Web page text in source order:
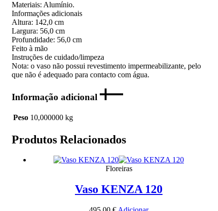
Materiais: Alumínio.
Informações adicionais
Altura: 142,0 cm
Largura: 56,0 cm
Profundidade: 56,0 cm
Feito à mão
Instruções de cuidado/limpeza
Nota: o vaso não possui revestimento impermeabilizante, pelo
que não é adequado para contacto com água.
Informação adicional
Peso 10,000000 kg
Produtos Relacionados
Floreiras
Vaso KENZA 120